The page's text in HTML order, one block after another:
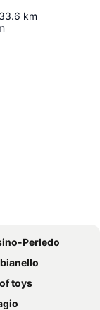
33.6 km
Perledo
toys